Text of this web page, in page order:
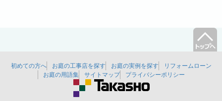
初めての方へ お庭の工事店を探す お庭の実例を探す
リフォームローン
お庭の用語集
サイトマップ プライバシーポリシー